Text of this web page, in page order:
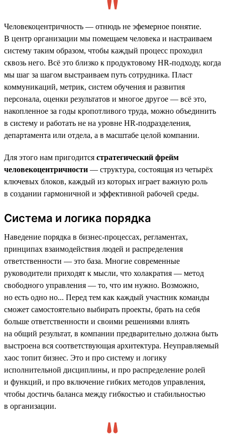
Человекоцентричность — отнюдь не эфемерное понятие.
В центр организации мы помещаем человека и настраиваем
систему таким образом, чтобы каждый процесс проходил
сквозь него. Всё это близко к продуктовому HR-подходу, когда
мы шаг за шагом выстраиваем путь сотрудника. Пласт
коммуникаций, метрик, систем обучения и развития
персонала, оценки результатов и многое другое — всё это,
накопленное за годы кропотливого труда, можно объединить
в систему и работать не на уровне HR-подразделения,
департамента или отдела, а в масштабе целой компании.
Для этого нам пригодится стратегический фрейм
человекоцентричности — структура, состоящая из четырёх
ключевых блоков, каждый из которых играет важную роль
в создании гармоничной и эффективной рабочей среды.
Система и логика порядка
Наведение порядка в бизнес-процессах, регламентах,
принципах взаимодействия людей и распределения
ответственности — это база. Многие современные
руководители приходят к мысли, что холакратия — метод
свободного управления — то, что им нужно. Возможно,
но есть одно но... Перед тем как каждый участник команды
сможет самостоятельно выбирать проекты, брать на себя
больше ответственности и своими решениями влиять
на общий результат, в компании предварительно должна быть
выстроена вся соответствующая архитектура. Неуправляемый
хаос топит бизнес. Это и про систему и логику
исполнительной дисциплины, и про распределение ролей
и функций, и про включение гибких методов управления,
чтобы достичь баланса между гибкостью и стабильностью
в организации.